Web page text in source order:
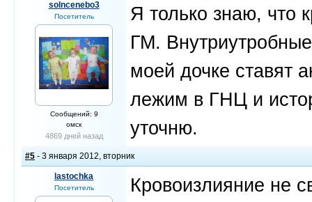
solncenebo3
Посетитель
Сообщений: 9
омск
4869 дней назад
Я только знаю, что
ГМ.
моей дочке ставят
лежим в ГНЦ и
уточню.
#5 - 3 января 2012, вторник
lastochka
Посетитель
Кровоизлияние не